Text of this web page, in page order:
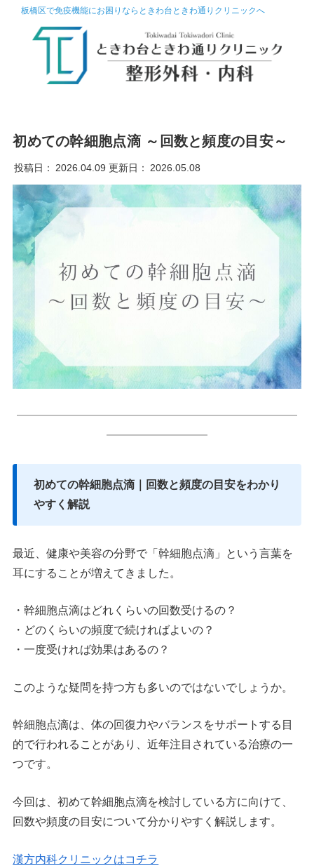
板橋区で免疫機能にお困りならときわ台ときわ通りクリニックへ
初めての幹細胞点滴 ～回数と頻度の目安～
更新日： 2026.05.08
投稿日： 2026.04.09
━━━━━━━━━━━━━━━━━━━━━━━━━
━━━━━━━━━
初めての幹細胞点滴｜回数と頻度の目安をわかり
やすく解説
最近、健康や美容の分野で「幹細胞点滴」という言葉を
耳にすることが増えてきました。
・幹細胞点滴はどれくらいの回数受けるの？
・どのくらいの頻度で続ければよいの？
・一度受ければ効果はあるの？
このような疑問を持つ方も多いのではないでしょうか。
幹細胞点滴は、体の回復力やバランスをサポートする目
的で行われることがあり、近年注目されている治療の一
つです。
今回は、初めて幹細胞点滴を検討している方に向けて、
回数や頻度の目安について分かりやすく解説します。
漢方内科クリニックはコチラ